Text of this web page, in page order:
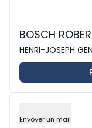
BOSCH
HENRI-JOSEPH
Envoyer un mail